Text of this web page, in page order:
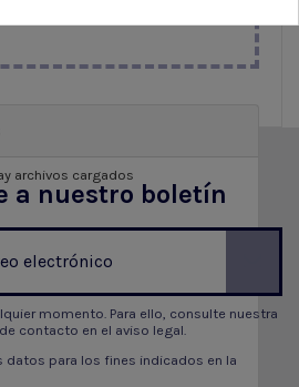
archivos cargados
a nuestro boletín
momento. Para ello, consulte nuestra
contacto en el aviso legal.
datos para los fines indicados en la